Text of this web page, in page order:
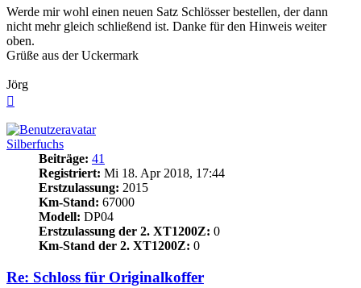
Werde mir wohl einen neuen Satz Schlösser bestellen, der dann
nicht mehr gleich schließend ist. Danke für den Hinweis weiter
oben.
Grüße aus der Uckermark
Jörg
Silberfuchs
Beiträge: 41
Registriert: Mi 18. Apr 2018, 17:44
Erstzulassung: 2015
Km-Stand: 67000
Modell: DP04
Erstzulassung der 2. XT1200Z: 0
Km-Stand der 2. XT1200Z: 0
Re: Schloss für Originalkoffer